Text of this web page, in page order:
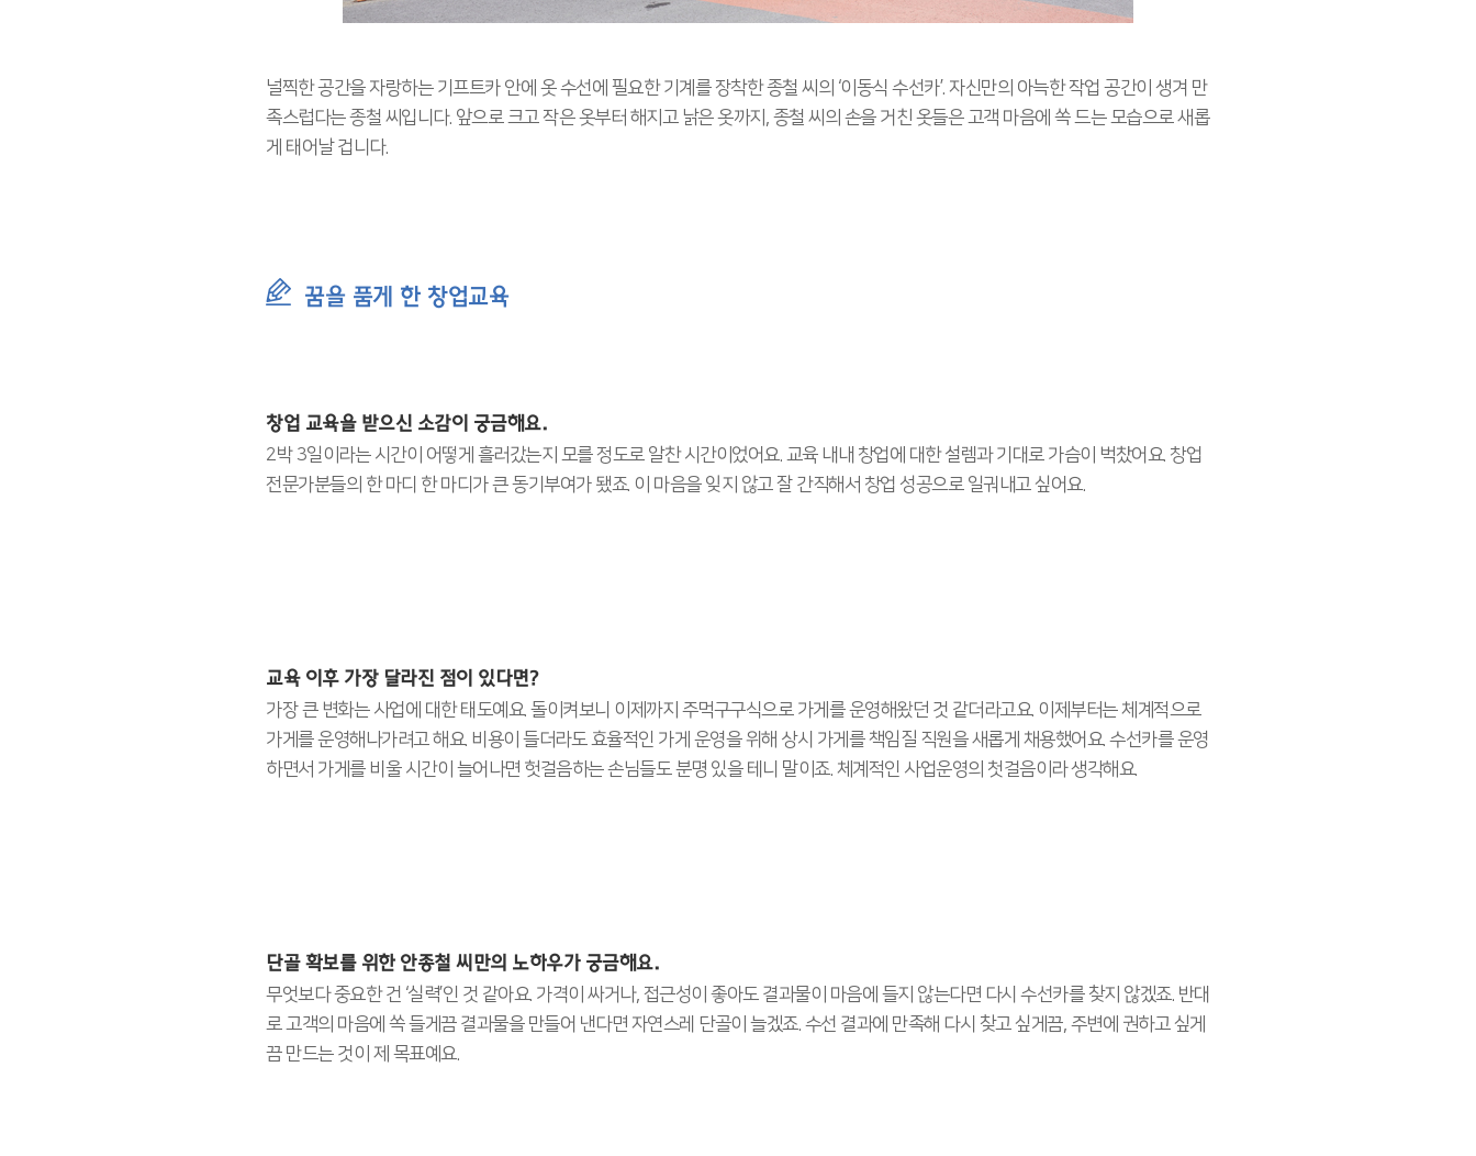
널찍한 공간을 자랑하는 기프트카 안에 옷 수선에 필요한 기계를 장착한 종철 씨의 ‘이동식 수선카’. 자신만의 아늑한 작업 공간이 생겨 만
족스럽다는 종철 씨입니다. 앞으로 크고 작은 옷부터 해지고 낡은 옷까지, 종철 씨의 손을 거친 옷들은 고객 마음에 쏙 드는 모습으로 새롭
게 태어날 겁니다.
꿈을 품게 한 창업교육
창업 교육을 받으신 소감이 궁금해요.
2박 3일이라는 시간이 어떻게 흘러갔는지 모를 정도로 알찬 시간이었어요. 교육 내내 창업에 대한 설렘과 기대로 가슴이 벅찼어요. 창업
전문가분들의 한 마디 한 마디가 큰 동기부여가 됐죠. 이 마음을 잊지 않고 잘 간직해서 창업 성공으로 일궈내고 싶어요.
교육 이후 가장 달라진 점이 있다면?
가장 큰 변화는 사업에 대한 태도예요. 돌이켜보니 이제까지 주먹구구식으로 가게를 운영해왔던 것 같더라고요. 이제부터는 체계적으로
가게를 운영해나가려고 해요. 비용이 들더라도 효율적인 가게 운영을 위해 상시 가게를 책임질 직원을 새롭게 채용했어요. 수선카를 운영
하면서 가게를 비울 시간이 늘어나면 헛걸음하는 손님들도 분명 있을 테니 말이죠. 체계적인 사업운영의 첫걸음이라 생각해요.
단골 확보를 위한 안종철 씨만의 노하우가 궁금해요.
무엇보다 중요한 건 ‘실력’인 것 같아요. 가격이 싸거나, 접근성이 좋아도 결과물이 마음에 들지 않는다면 다시 수선카를 찾지 않겠죠. 반대
로 고객의 마음에 쏙 들게끔 결과물을 만들어 낸다면 자연스레 단골이 늘겠죠. 수선 결과에 만족해 다시 찾고 싶게끔, 주변에 권하고 싶게
끔 만드는 것이 제 목표예요.